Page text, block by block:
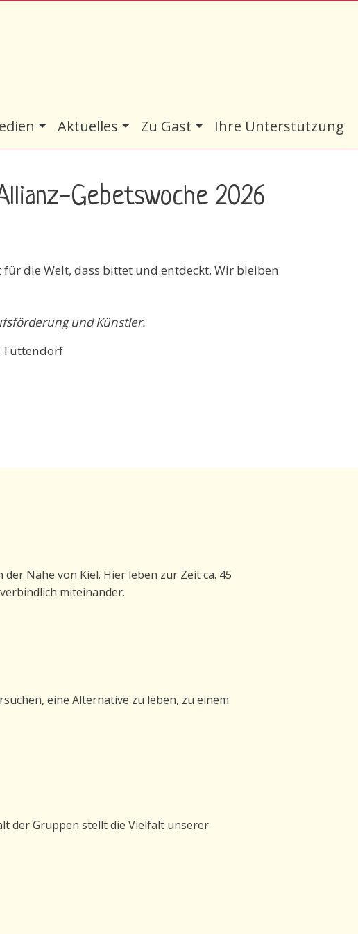
Aktuelles Zu Gast Ihre Unterstützung
Gebetswoche 2026
die Welt, dass bittet und entdeckt. Wir bleiben
und Künstler.
Tüttendorf
Nähe von Kiel. Hier leben zur Zeit ca. 45
miteinander.
eine Alternative zu leben, zu einem
der Gruppen stellt die Vielfalt unserer